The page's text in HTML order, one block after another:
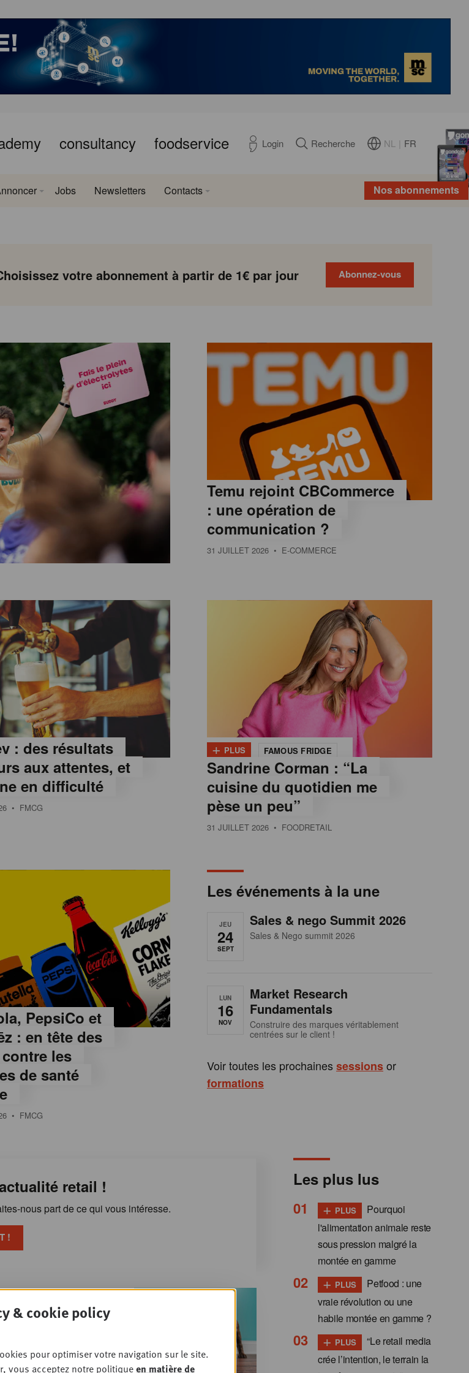
consultancy foodservice Login Recherche NL FR
Nos abonnements
Jobs Newsletters Contacts
votre abonnement à partir de 1€ par jour Abonnez-vous
Temu rejoint CBCommerce
: une opération de
communication ?
31 JUILLET 2026 • E-COMMERCE
: des résultats
aux attentes, et
en difficulté
• FMCG
+ PLUS FAMOUS FRIDGE
Sandrine Corman : “La
cuisine du quotidien me
pèse un peu”
31 JUILLET 2026 • FOODRETAIL
PepsiCo et
: en tête des
les
de santé
• FMCG
Les événements à la une
JEU
24
SEPT
Sales & nego Summit 2026
Sales & Nego summit 2026
LUN
16
NOV
Market Research
Fundamentals
Construire des marques véritablement
centrées sur le client !
Voir toutes les prochaines sessionsor
formations
retail !
nous part de ce qui vous intéresse.
!
l'alimentation
malgré la
Les plus lus
+ PLUS
Pourquoi
l'alimentation animale reste
sous pression malgré la
montée en gamme
+ PLUS
Petfood : une
vraie révolution ou une
habile montée en gamme ?
+ PLUS
“Le retail media
crée l’intention, le terrain la
& cookie policy
pour optimiser votre navigation sur le site.
vous acceptez notre politiqueen matière de